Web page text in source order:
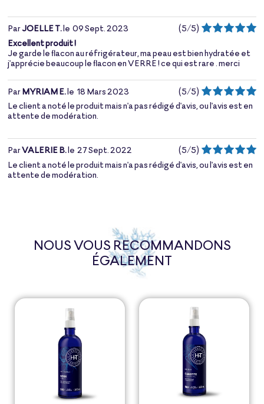
ParJOELLE T.le 09 Sept. 2023 (5/5)
Excellent produit !
Je garde le flacon au réfrigérateur, ma peau est bien hydratée et
j'apprécie beaucoup le flacon en VERRE ! ce qui est rare . merci
ParMYRIAM E.le 18 Mars 2023 (5/5)
Le client a noté le produit mais n'a pas rédigé d'avis, ou l'avis est en
attente de modération.
ParVALERIE B.le 27 Sept. 2022 (5/5)
Le client a noté le produit mais n'a pas rédigé d'avis, ou l'avis est en
attente de modération.
NOUS VOUS RECOMMANDONS
ÉGALEMENT